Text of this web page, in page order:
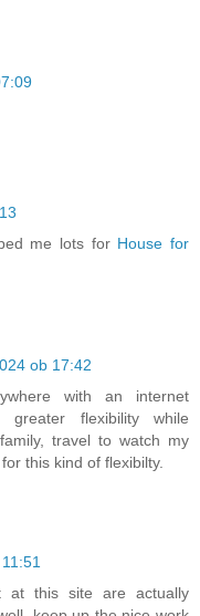
me lots for House for
ob 17:42
with an internet
greater flexibility while
travel to watch my
this kind of flexibilty.
at this site are actually